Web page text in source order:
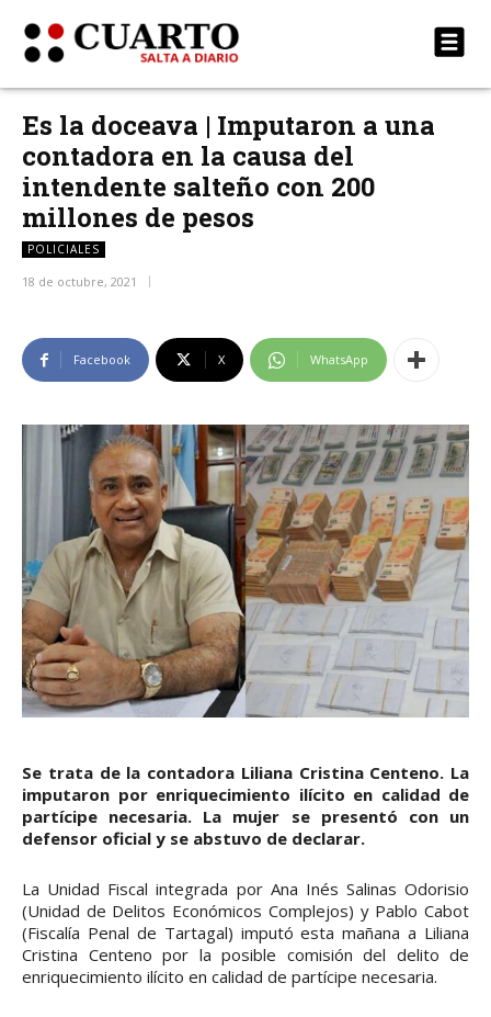
Es la doceava | Imputaron a una
contadora en la causa del
intendente salteño con 200
millones de pesos
POLICIALES
18 de octubre, 2021
Facebook X WhatsApp
Se trata de la contadora Liliana Cristina Centeno. La
imputaron por enriquecimiento ilícito en calidad de
partícipe necesaria. La mujer se presentó con un
defensor oficial y se abstuvo de declarar.
La Unidad Fiscal integrada por Ana Inés Salinas Odorisio
(Unidad de Delitos Económicos Complejos) y Pablo Cabot
(Fiscalía Penal de Tartagal) imputó esta mañana a Liliana
Cristina Centeno por la posible comisión del delito de
enriquecimiento ilícito en calidad de partícipe necesaria.